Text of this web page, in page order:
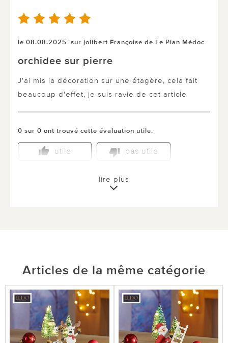
le 08.08.2025 sur jolibert Françoise de Le Pian Médoc
orchidee sur pierre
J'ai mis la décoration sur une étagère, cela fait
beaucoup d'effet, je suis ravie de cet article
0 sur 0 ont trouvé cette évaluation utile.
utile pas utile
lire plus
Articles de la même catégorie